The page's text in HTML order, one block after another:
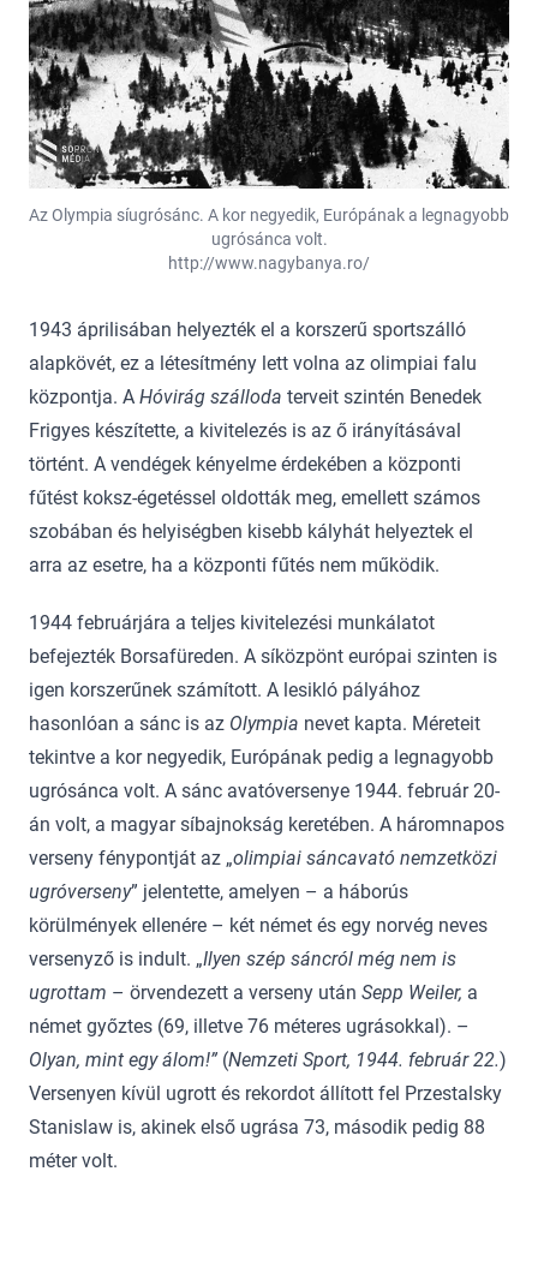
Az Olympia síugrósánc. A kor negyedik, Európának a legnagyobb
ugrósánca volt.
http://www.nagybanya.ro/
1943 áprilisában helyezték el a korszerű sportszálló
alapkövét, ez a létesítmény lett volna az olimpiai falu
központja. A Hóvirág szálloda terveit szintén Benedek
Frigyes készítette, a kivitelezés is az ő irányításával
történt. A vendégek kényelme érdekében a központi
fűtést koksz-égetéssel oldották meg, emellett számos
szobában és helyiségben kisebb kályhát helyeztek el
arra az esetre, ha a központi fűtés nem működik.
1944 februárjára a teljes kivitelezési munkálatot
befejezték Borsafüreden. A síközpönt európai szinten is
igen korszerűnek számított. A lesikló pályához
hasonlóan a sánc is az Olympia nevet kapta. Méreteit
tekintve a kor negyedik, Európának pedig a legnagyobb
ugrósánca volt. A sánc avatóversenye 1944. február 20-
án volt, a magyar síbajnokság keretében. A háromnapos
verseny fénypontját az „olimpiai sáncavató nemzetközi
ugróverseny” jelentette, amelyen – a háborús
körülmények ellenére – két német és egy norvég neves
versenyző is indult. „Ilyen szép sáncról még nem is
ugrottam – örvendezett a verseny után Sepp Weiler, a
német győztes (69, illetve 76 méteres ugrásokkal). –
Olyan, mint egy álom!” (Nemzeti Sport, 1944. február 22.)
Versenyen kívül ugrott és rekordot állított fel Przestalsky
Stanislaw is, akinek első ugrása 73, második pedig 88
méter volt.